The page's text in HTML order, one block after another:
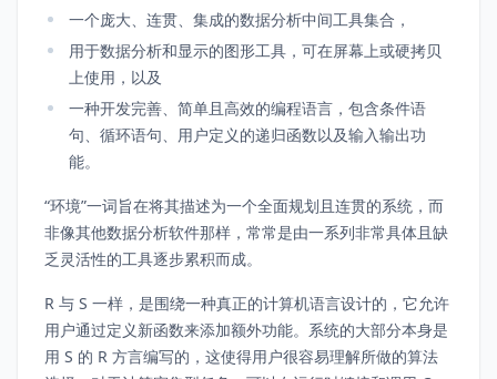
一个庞大、连贯、集成的数据分析中间工具集合，
用于数据分析和显示的图形工具，可在屏幕上或硬拷贝
上使用，以及
一种开发完善、简单且高效的编程语言，包含条件语
句、循环语句、用户定义的递归函数以及输入输出功
能。
“环境”一词旨在将其描述为一个全面规划且连贯的系统，而
非像其他数据分析软件那样，常常是由一系列非常具体且缺
乏灵活性的工具逐步累积而成。
R 与 S 一样，是围绕一种真正的计算机语言设计的，它允许
用户通过定义新函数来添加额外功能。系统的大部分本身是
用 S 的 R 方言编写的，这使得用户很容易理解所做的算法